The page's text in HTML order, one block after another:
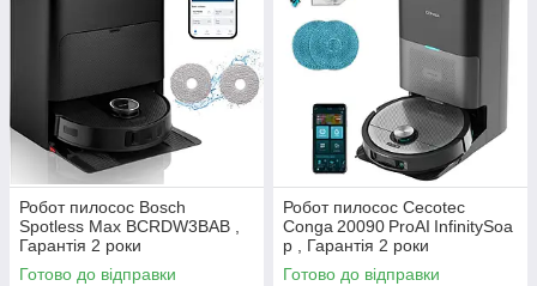
Робот пилосос Bosch
Spotless Max BCRDW3BAB ,
Гарантія 2 роки
Готово до відправки
Робот пилосос Cecotec
Conga 20090 ProAI InfinitySoa
p , Гарантія 2 роки
Готово до відправки